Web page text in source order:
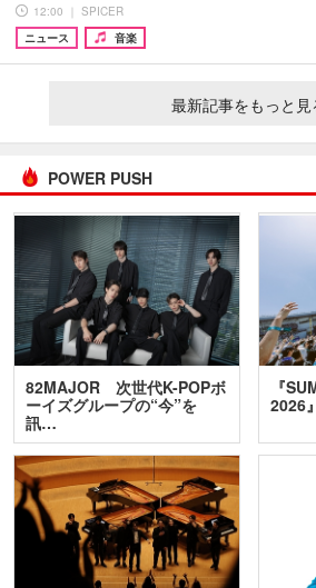
12:00 ｜ SPICER
ニュース
音楽
最新記事をもっと見
POWER PUSH
82MAJOR 次世代K-POPボ
ーイズグループの“今”を
訊…
『
2026